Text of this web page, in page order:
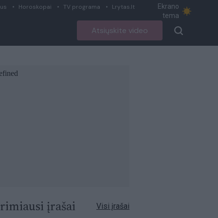
Horoskopai TV programa Lrytas.lt
Ekrano
tema
Atsiųskite video
įrašai Visi įrašai